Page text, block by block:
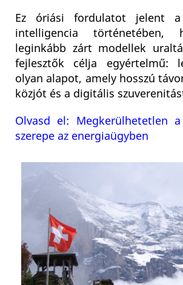
Ez óriási fordulatot jelent a
intelligencia történetében,
leginkább zárt modellek
fejlesztők célja egyértelmű:
olyan alapot, amely hosszú
közjót és a digitális
Olvasd el: Megkerülhetetlen
szerepe az energiaügyben